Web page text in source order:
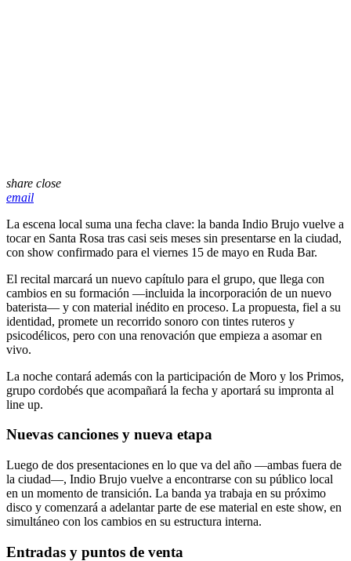
share close
email
La escena local suma una fecha clave: la banda Indio Brujo vuelve a
tocar en Santa Rosa tras casi seis meses sin presentarse en la ciudad,
con show confirmado para el viernes 15 de mayo en Ruda Bar.
El recital marcará un nuevo capítulo para el grupo, que llega con
cambios en su formación —incluida la incorporación de un nuevo
baterista— y con material inédito en proceso. La propuesta, fiel a su
identidad, promete un recorrido sonoro con tintes ruteros y
psicodélicos, pero con una renovación que empieza a asomar en
vivo.
La noche contará además con la participación de Moro y los Primos,
grupo cordobés que acompañará la fecha y aportará su impronta al
line up.
Nuevas canciones y nueva etapa
Luego de dos presentaciones en lo que va del año —ambas fuera de
la ciudad—, Indio Brujo vuelve a encontrarse con su público local
en un momento de transición. La banda ya trabaja en su próximo
disco y comenzará a adelantar parte de ese material en este show, en
simultáneo con los cambios en su estructura interna.
Entradas y puntos de venta